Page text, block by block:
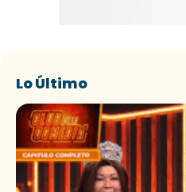
Lo Último